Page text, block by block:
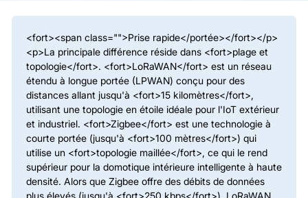
<fort><span class="">Prise rapide</portée></fort></p>
<p>La principale différence réside dans <fort>plage et
topologie</fort>. <fort>LoRaWAN</fort> est un réseau
étendu à longue portée (LPWAN) conçu pour des
distances allant jusqu'à <fort>15 kilomètres</fort>,
utilisant une topologie en étoile idéale pour l'IoT extérieur
et industriel. <fort>Zigbee</fort> est une technologie à
courte portée (jusqu'à <fort>100 mètres</fort>) qui
utilise un <fort>topologie maillée</fort>, ce qui le rend
supérieur pour la domotique intérieure intelligente à haute
densité. Alors que Zigbee offre des débits de données
plus élevés (jusqu'à <fort>250 kbps</fort>), LoRaWAN